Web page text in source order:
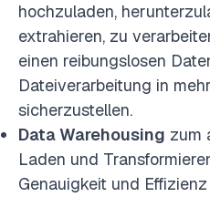
hochzuladen,
extrahieren, zu
einen reibungslosen
Dateiverarbeitung in
sicherzustellen.
Data Warehousing zum
Laden und
Genauigkeit und